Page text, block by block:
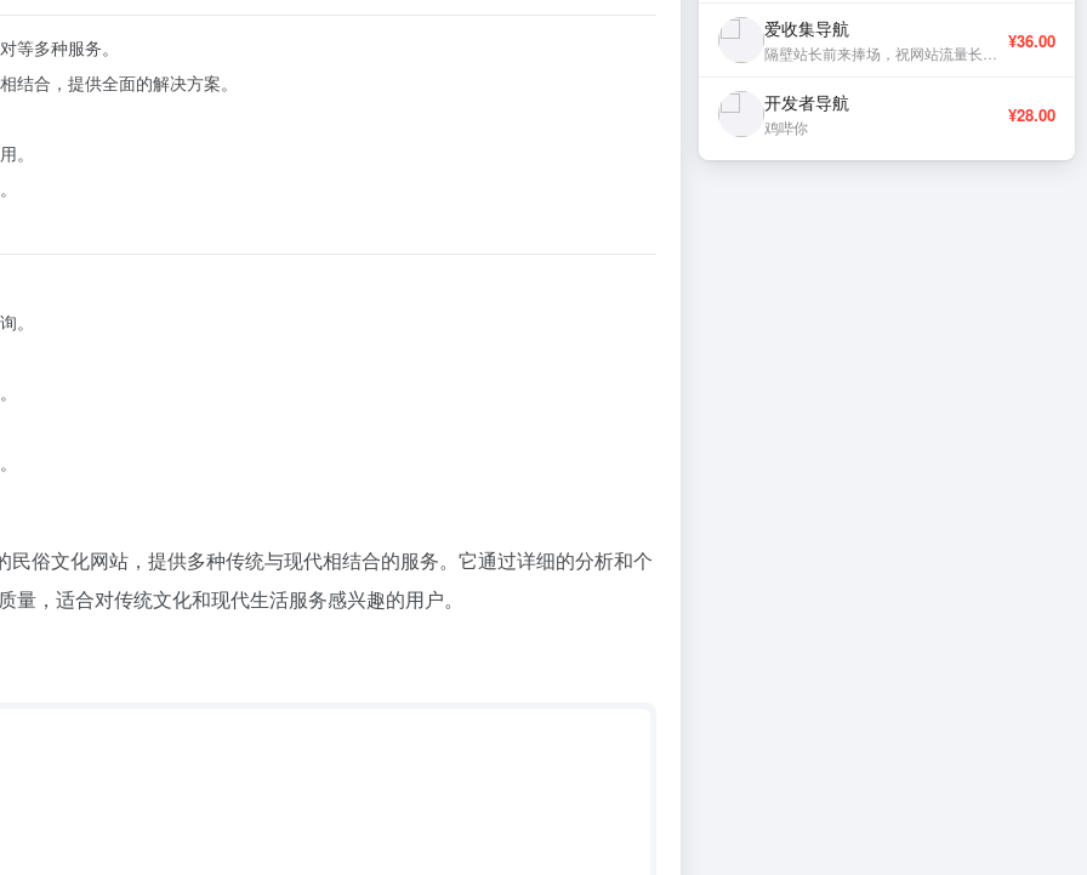
等多种服务。
结合，提供全面的解决方案。
。
。
俗文化网站，提供多种传统与现代相结合的服务。它通过详细的分析和个
，适合对传统文化和现代生活服务感兴趣的用户。
爱收集导航 ¥36.00
开发者导航
鸡哔你
¥28.00